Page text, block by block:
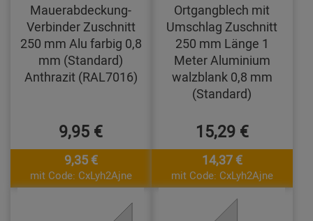
Mauerabdeckung-
Verbinder Zuschnitt
250 mm Alu farbig 0,8
mm (Standard)
Anthrazit (RAL7016)
9,95 €
9,35 €
mit Code: CxLyh2Ajne
Ortgangblech mit
Umschlag Zuschnitt
250 mm Länge 1
Meter Aluminium
walzblank 0,8 mm
(Standard)
15,29 €
14,37 €
mit Code: CxLyh2Ajne